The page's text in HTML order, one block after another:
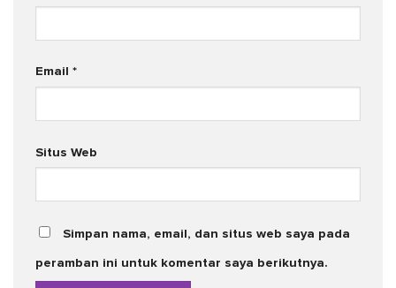
Email *
Situs Web
Simpan nama, email, dan situs web saya pada
peramban ini untuk komentar saya berikutnya.